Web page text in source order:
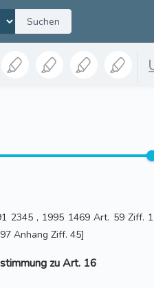
Suchen
2345 , 1995 1469 Art. 59 Ziff.
Anhang Ziff. 45]
zu Art. 16